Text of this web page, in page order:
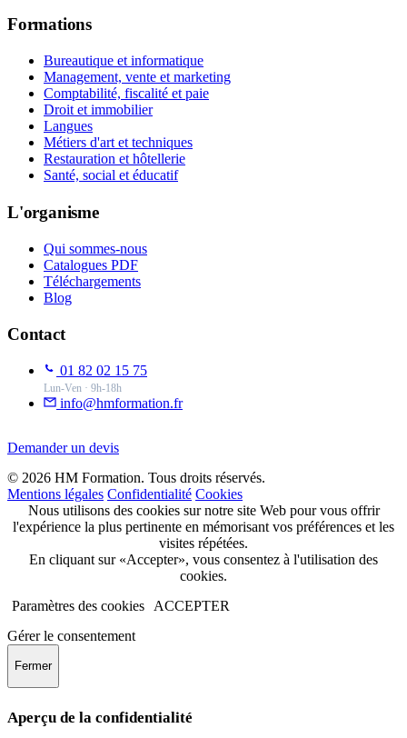
Formations
Bureautique et informatique
Management, vente et marketing
Comptabilité, fiscalité et paie
Droit et immobilier
Langues
Métiers d'art et techniques
Restauration et hôtellerie
Santé, social et éducatif
L'organisme
Qui sommes-nous
Catalogues PDF
Téléchargements
Blog
Contact
01 82 02 15 75
Lun-Ven · 9h-18h
info@hmformation.fr
Demander un devis
© 2026 HM Formation. Tous droits réservés.
Mentions légales Confidentialité Cookies
Nous utilisons des cookies sur notre site Web pour vous offrir
l'expérience la plus pertinente en mémorisant vos préférences et les
visites répétées.
En cliquant sur «Accepter», vous consentez à l'utilisation des
cookies.
Paramètres des cookies
ACCEPTER
Gérer le consentement
Fermer
Aperçu de la confidentialité